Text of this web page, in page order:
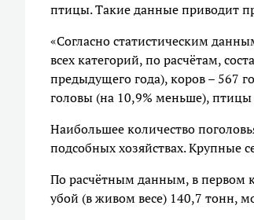
птицы. Такие данные приводит
«Согласно статистическим
всех категорий, по расчётам,
предыдущего года), коров – 567
головы (на 10,9% меньше), птицы
Наибольшее количество
подсобных хозяйствах. Крупные
По расчётным данным, в первом
убой (в живом весе) 140,7 тонн,